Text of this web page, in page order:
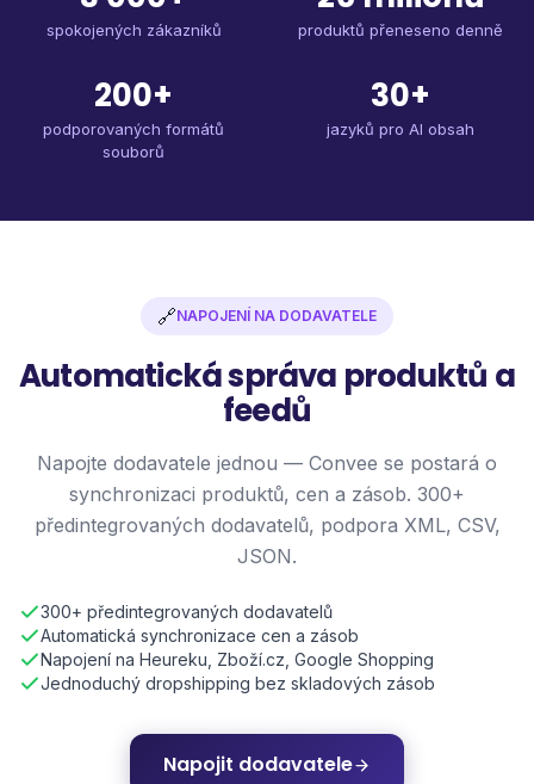
spokojených zákazníků produktů přeneseno denně
200+
podporovaných formátů
souborů
30+
jazyků pro AI obsah
🔗NAPOJENÍ NA DODAVATELE
Automatická správa produktů a
feedů
Napojte dodavatele jednou — Convee se postará o
synchronizaci produktů, cen a zásob. 300+
předintegrovaných dodavatelů, podpora XML, CSV,
JSON.
300+ předintegrovaných dodavatelů
Automatická synchronizace cen a zásob
Napojení na Heureku, Zboží.cz, Google Shopping
Jednoduchý dropshipping bez skladových zásob
Napojit dodavatele